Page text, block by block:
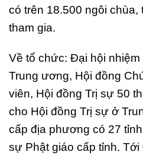
có trên 18.500 ngôi chùa,
tham gia.
Về tổ chức: Đại hội
Trung ương, Hội đồng
viên, Hội đồng Trị sự 50
cho Hội đồng Trị sự ở
cấp địa phương có 27
sự Phật giáo cấp tỉnh.